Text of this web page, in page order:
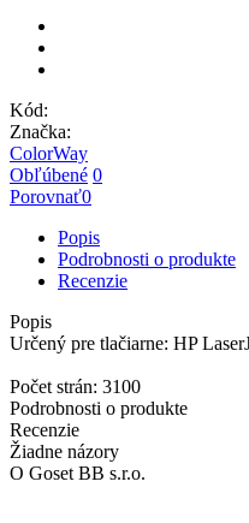
Kód:
Značka:
ColorWay
Obľúbené 0
Porovnať0
Popis
Podrobnosti o produkte
Recenzie
Popis
Určený pre tlačiarne: HP
Počet strán: 3100
Podrobnosti o produkte
Recenzie
Žiadne názory
O Goset BB s.r.o.